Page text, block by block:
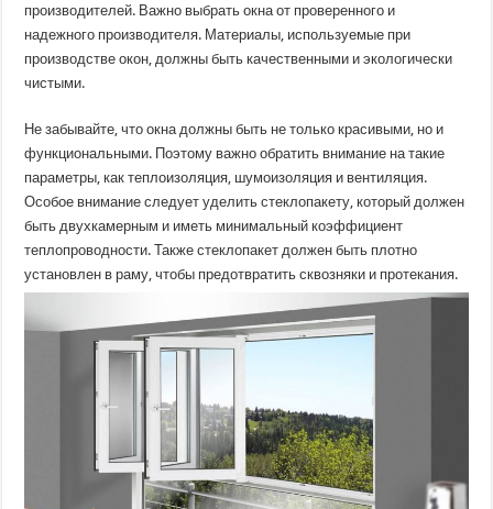
производителей. Важно выбрать окна от проверенного и
надежного производителя. Материалы, используемые при
производстве окон, должны быть качественными и экологически
чистыми.
Не забывайте, что окна должны быть не только красивыми, но и
функциональными. Поэтому важно обратить внимание на такие
параметры, как теплоизоляция, шумоизоляция и вентиляция.
Особое внимание следует уделить стеклопакету, который должен
быть двухкамерным и иметь минимальный коэффициент
теплопроводности. Также стеклопакет должен быть плотно
установлен в раму, чтобы предотвратить сквозняки и протекания.